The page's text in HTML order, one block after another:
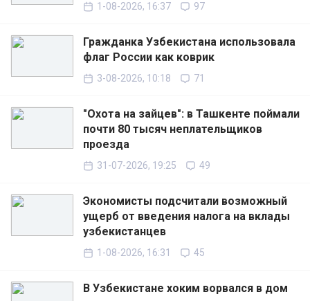
1-08-2026, 16:37 97
Гражданка Узбекистана использовала
флаг России как коврик
3-08-2026, 10:18 71
"Охота на зайцев": в Ташкенте поймали
почти 80 тысяч неплательщиков
проезда
31-07-2026, 19:25 49
Экономисты подсчитали возможный
ущерб от введения налога на вклады
узбекистанцев
1-08-2026, 16:31 45
В Узбекистане хоким ворвался в дом